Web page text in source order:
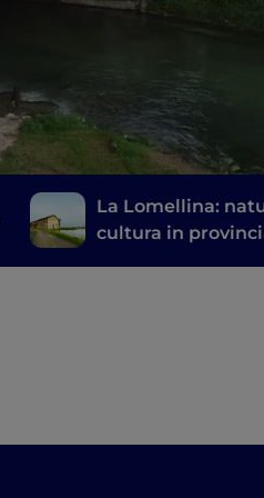
La Lomellina:
cultura in